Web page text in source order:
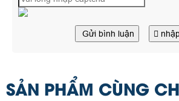
Gửi bình luận
SẢN PHẨM CÙNG